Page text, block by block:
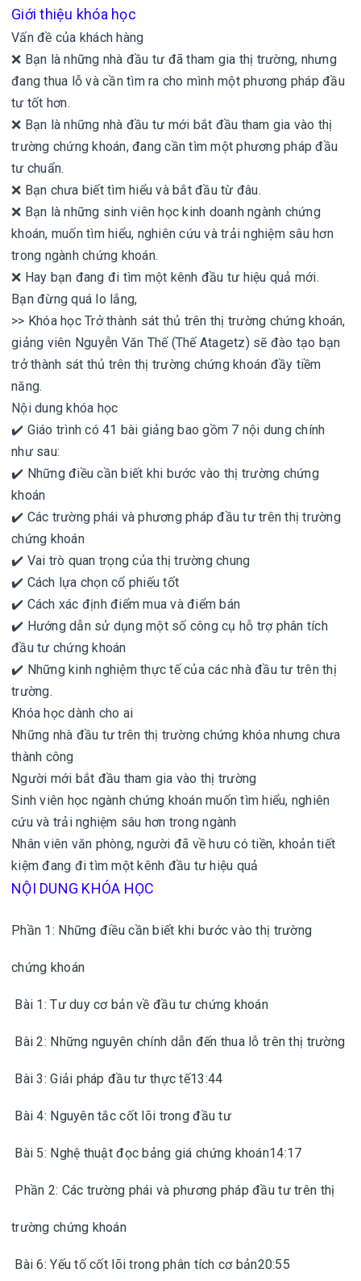
Giới thiệu khóa học
Vấn đề của khách hàng
❌ Bạn là những nhà đầu tư đã tham gia thị trường, nhưng
đang thua lỗ và cần tìm ra cho mình một phương pháp đầu
tư tốt hơn.
❌ Bạn là những nhà đầu tư mới bắt đầu tham gia vào thị
trường chứng khoán, đang cần tìm một phương pháp đầu
tư chuẩn.
❌ Bạn chưa biết tìm hiểu và bắt đầu từ đâu.
❌ Bạn là những sinh viên học kinh doanh ngành chứng
khoán, muốn tìm hiểu, nghiên cứu và trải nghiệm sâu hơn
trong ngành chứng khoán.
❌ Hay bạn đang đi tìm một kênh đầu tư hiệu quả mới.
Bạn đừng quá lo lắng,
>> Khóa học Trở thành sát thủ trên thị trường chứng khoán,
giảng viên Nguyễn Văn Thế (Thế Atagetz) sẽ đào tạo bạn
trở thành sát thủ trên thị trường chứng khoán đầy tiềm
năng.
Nội dung khóa học
✔️ Giáo trình có 41 bài giảng bao gồm 7 nội dung chính
như sau:
✔️ Những điều cần biết khi bước vào thị trường chứng
khoán
✔️ Các trường phái và phương pháp đầu tư trên thị trường
chứng khoán
✔️ Vai trò quan trọng của thị trường chung
✔️ Cách lựa chọn cổ phiếu tốt
✔️ Cách xác định điểm mua và điểm bán
✔️ Hướng dẫn sử dụng một số công cụ hỗ trợ phân tích
đầu tư chứng khoán
✔️ Những kinh nghiệm thực tế của các nhà đầu tư trên thị
trường.
Khóa học dành cho ai
Những nhà đầu tư trên thị trường chứng khóa nhưng chưa
thành công
Người mới bắt đầu tham gia vào thị trường
Sinh viên học ngành chứng khoán muốn tìm hiểu, nghiên
cứu và trải nghiệm sâu hơn trong ngành
Nhân viên văn phòng, người đã về hưu có tiền, khoản tiết
kiệm đang đi tìm một kênh đầu tư hiệu quả
NỘI DUNG KHÓA HỌC
Phần 1: Những điều cần biết khi bước vào thị trường
chứng khoán
Bài 1: Tư duy cơ bản về đầu tư chứng khoán
Bài 2: Những nguyên chính dẫn đến thua lỗ trên thị trường
Bài 3: Giải pháp đầu tư thực tế13:44
Bài 4: Nguyên tắc cốt lõi trong đầu tư
Bài 5: Nghệ thuật đọc bảng giá chứng khoán14:17
Phần 2: Các trường phái và phương pháp đầu tư trên thị
trường chứng khoán
Bài 6: Yếu tố cốt lõi trong phân tích cơ bản20:55